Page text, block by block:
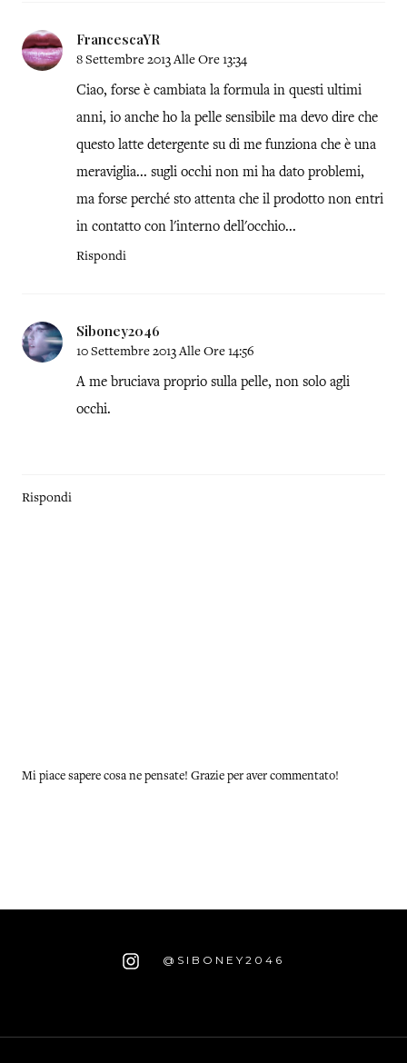
FrancescaYR
8 Settembre 2013 Alle Ore 13:34
Ciao, forse è cambiata la formula in questi ultimi
anni, io anche ho la pelle sensibile ma devo dire che
questo latte detergente su di me funziona che è una
meraviglia... sugli occhi non mi ha dato problemi,
ma forse perché sto attenta che il prodotto non entri
in contatto con l'interno dell'occhio...
Rispondi
Siboney2046
10 Settembre 2013 Alle Ore 14:56
A me bruciava proprio sulla pelle, non solo agli
occhi.
Rispondi
Mi piace sapere cosa ne pensate! Grazie per aver commentato!
@SIBONEY2046